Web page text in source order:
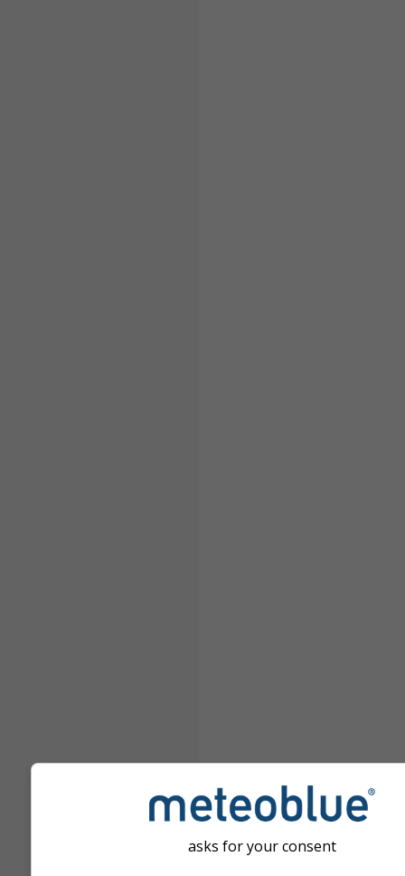
asks for your consent